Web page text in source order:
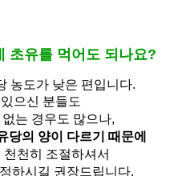
초유를 먹어도 되나요?
농도가 낮은 편입니다.
으신 분들도
는 경우도 많으나,
당의 양이 다르기 때문에
천히 조절하셔서
하시길 권장드립니다.